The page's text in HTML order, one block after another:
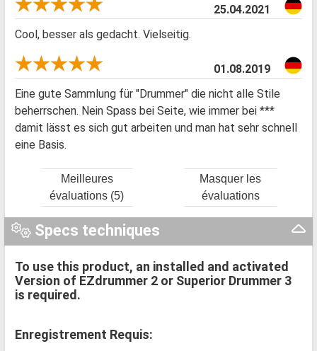
25.04.2021
Cool, besser als gedacht. Vielseitig.
01.08.2019
Eine gute Sammlung für "Drummer" die nicht alle Stile
beherrschen. Nein Spass bei Seite, wie immer bei ***
damit lässt es sich gut arbeiten und man hat sehr schnell
eine Basis.
Meilleures
évaluations (5)
Masquer les
évaluations
Specs techniques
To use this product, an installed and activated
Version of EZdrummer 2 or Superior Drummer 3
is required.
Enregistrement Requis: